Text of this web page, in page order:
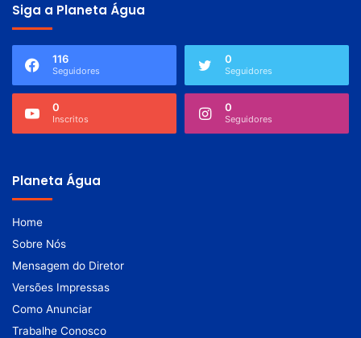
Siga a Planeta Água
116
Seguidores
0
Seguidores
0
Inscritos
0
Seguidores
Planeta Água
Home
Sobre Nós
Mensagem do Diretor
Versões Impressas
Como Anunciar
Trabalhe Conosco